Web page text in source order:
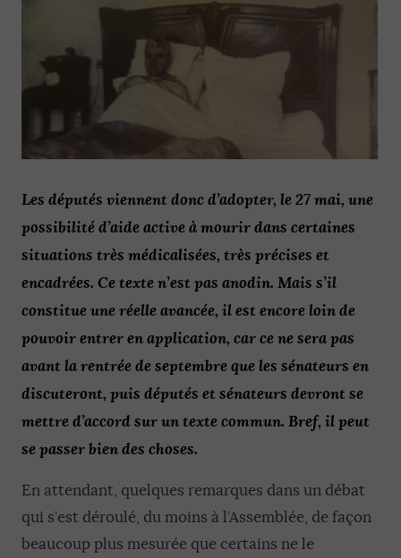
Les députés viennent donc d’adopter, le 27 mai, une
possibilité d’aide active à mourir dans certaines
situations très médicalisées, très précises et
encadrées. Ce texte n’est pas anodin. Mais s’il
constitue une réelle avancée, il est encore loin de
pouvoir entrer en application, car ce ne sera pas
avant la rentrée de septembre que les sénateurs en
discuteront, puis députés et sénateurs devront se
mettre d’accord sur un texte commun. Bref, il peut
se passer bien des choses.
En attendant, quelques remarques dans un débat
qui s’est déroulé, du moins à l’Assemblée, de façon
beaucoup plus mesurée que certains ne le